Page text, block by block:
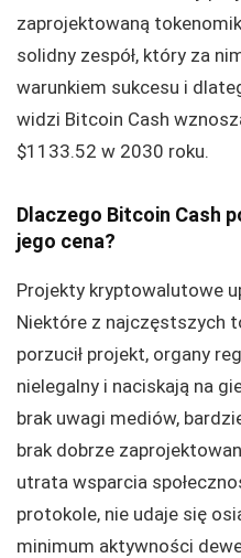
zaprojektowaną
solidny zespół, który za
warunkiem sukcesu i
widzi Bitcoin Cash
$1133.52 w 2030 roku.
Dlaczego Bitcoin Cash
jego cena?
Projekty kryptowalutowe
Niektóre z najczęstszych
porzucił projekt, organy
nielegalny i naciskają na
brak uwagi mediów,
brak dobrze
utrata wsparcia
protokole, nie udaje się
minimum aktywności